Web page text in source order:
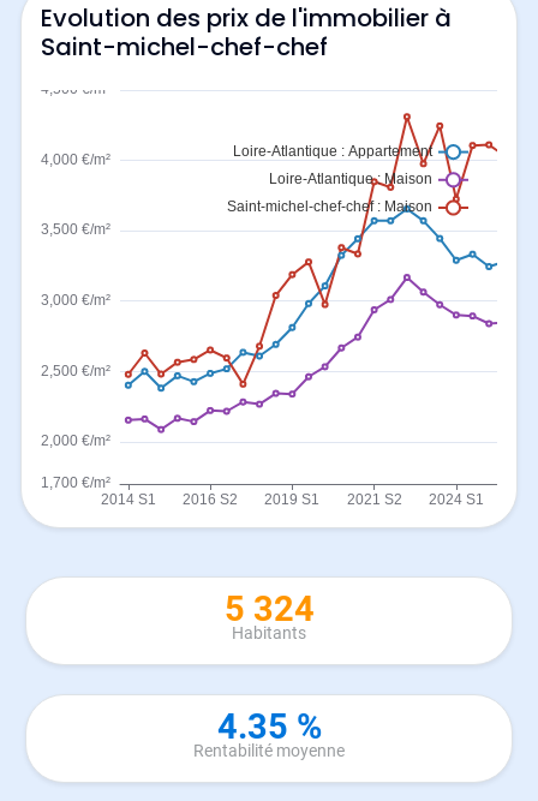
Evolution des prix de l'immobilier à
Saint-michel-chef-chef
5 324
Habitants
4.35 %
Rentabilité moyenne